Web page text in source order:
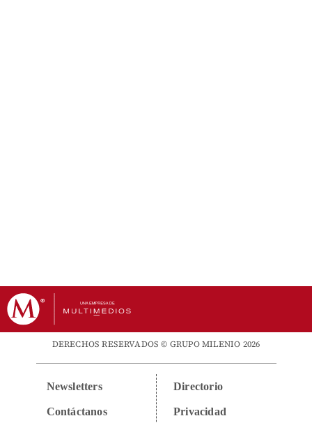
DERECHOS RESERVADOS © GRUPO MILENIO 2026
Newsletters
Contáctanos
Directorio
Privacidad